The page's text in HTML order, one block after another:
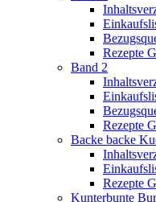
Rezepte
Band 2
Rezepte
Backe backe
Rezepte
Kunterbunte